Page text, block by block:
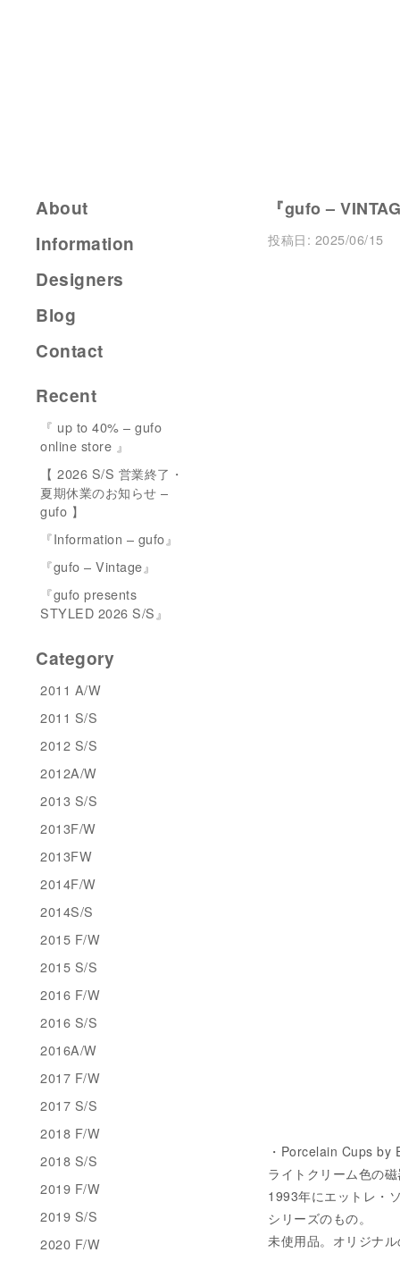
『gufo –
投稿日: 2025/06/15
・Porcelain Cups
ライトクリーム色の
1993年にエットレ・
シリーズのもの。
未使用品。オリジナ
About
Information
Designers
Blog
Contact
Recent
『 up to 40% – gufo
online store 』
【 2026 S/S 営業終了・
夏期休業のお知らせ –
gufo 】
『Information – gufo』
『gufo – Vintage』
『gufo presents
STYLED 2026 S/S』
Category
2011 A/W
2011 S/S
2012 S/S
2012A/W
2013 S/S
2013F/W
2013FW
2014F/W
2014S/S
2015 F/W
2015 S/S
2016 F/W
2016 S/S
2016A/W
2017 F/W
2017 S/S
2018 F/W
2018 S/S
2019 F/W
2019 S/S
2020 F/W